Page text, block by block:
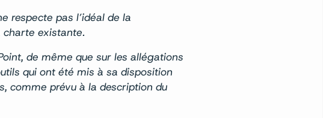
respecte pas l’idéal de la
charte existante.
de même que sur les allégations
qui ont été mis à sa disposition
comme prévu à la description du